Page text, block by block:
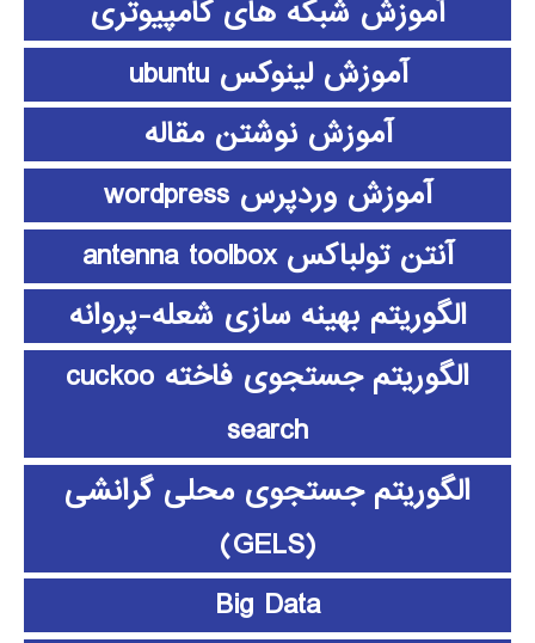
آموزش شبکه های کامپیوتری
آموزش لینوکس ubuntu
آموزش نوشتن مقاله
آموزش وردپرس wordpress
آنتن تولباکس antenna toolbox
الگوریتم بهینه سازی شعله-پروانه
الگوریتم جستجوی فاخته cuckoo
search
الگوریتم جستجوی محلی گرانشی
(GELS)
Big Data